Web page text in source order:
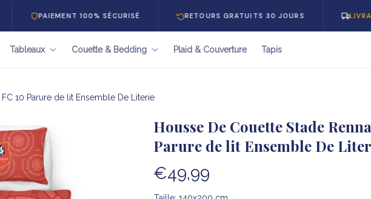
PAIEMENT 100% SÉCURISÉ RETOURS GRATUITS 30 JOURS LIVRAISON
Tableaux Couette & Bedding Plaid & Couverture Tapis
10 Parure de lit Ensemble De Literie
Housse De Couette Stade
Parure de lit Ensemble De
€49,99